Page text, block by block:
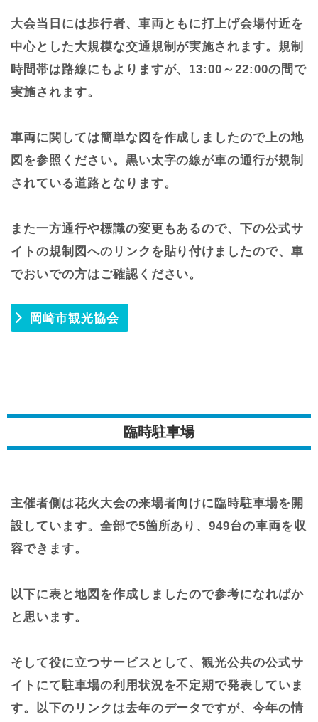
大会当日には歩行者、車両ともに打上げ会場付近を
中心とした大規模な交通規制が実施されます。規制
時間帯は路線にもよりますが、13:00～22:00の間で
実施されます。
車両に関しては簡単な図を作成しましたので上の地
図を参照ください。黒い太字の線が車の通行が規制
されている道路となります。
また一方通行や標識の変更もあるので、下の公式サ
イトの規制図へのリンクを貼り付けましたので、車
でおいでの方はご確認ください。
岡崎市観光協会
臨時駐車場
主催者側は花火大会の来場者向けに臨時駐車場を開
設しています。全部で5箇所あり、949台の車両を収
容できます。
以下に表と地図を作成しましたので参考になればか
と思います。
そして役に立つサービスとして、観光公共の公式サ
イトにて駐車場の利用状況を不定期で発表していま
す。以下のリンクは去年のデータですが、今年の情